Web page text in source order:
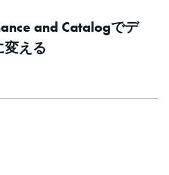
and Catalogでデ
変える